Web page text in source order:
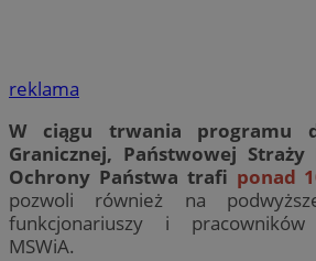
reklama
W ciągu trwania programu
Granicznej, Państwowej Straży
Ochrony Państwa trafi ponad
pozwoli również na
funkcjonariuszy i pracowników
MSWiA.